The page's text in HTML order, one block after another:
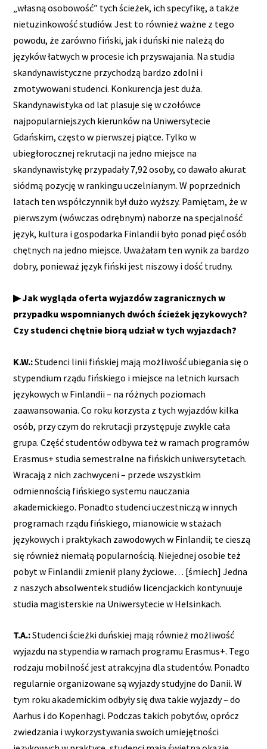
„własną osobowość” tych ścieżek, ich specyfikę, a także
nietuzinkowość studiów. Jest to również ważne z tego
powodu, że zarówno fiński, jak i duński nie należą do
języków łatwych w procesie ich przyswajania. Na studia
skandynawistyczne przychodzą bardzo zdolni i
zmotywowani studenci. Konkurencja jest duża.
Skandynawistyka od lat plasuje się w czołówce
najpopularniejszych kierunków na Uniwersytecie
Gdańskim, często w pierwszej piątce. Tylko w
ubiegłorocznej rekrutacji na jedno miejsce na
skandynawistykę przypadały 7,92 osoby, co dawało akurat
siódmą pozycję w rankingu uczelnianym. W poprzednich
latach ten współczynnik był dużo wyższy. Pamiętam, że w
pierwszym (wówczas odrębnym) naborze na specjalność
język, kultura i gospodarka Finlandii było ponad pięć osób
chętnych na jedno miejsce. Uważałam ten wynik za bardzo
dobry, ponieważ język fiński jest niszowy i dość trudny.
▶ Jak wygląda oferta wyjazdów zagranicznych w
przypadku wspomnianych dwóch ścieżek językowych?
Czy studenci chętnie biorą udział w tych wyjazdach?
K.W.:Studenci linii fińskiej mają możliwość ubiegania się o
stypendium rządu fińskiego i miejsce na letnich kursach
językowych w Finlandii – na różnych poziomach
zaawansowania. Co roku korzysta z tych wyjazdów kilka
osób, przy czym do rekrutacji przystępuje zwykle cała
grupa. Część studentów odbywa też w ramach programów
Erasmus+ studia semestralne na fińskich uniwersytetach.
Wracają z nich zachwyceni – przede wszystkim
odmiennością fińskiego systemu nauczania
akademickiego. Ponadto studenci uczestniczą w innych
programach rządu fińskiego, mianowicie w stażach
językowych i praktykach zawodowych w Finlandii; te cieszą
się również niemałą popularnością. Niejednej osobie też
pobyt w Finlandii zmienił plany życiowe… [śmiech] Jedna
z naszych absolwentek studiów licencjackich kontynuuje
studia magisterskie na Uniwersytecie w Helsinkach.
T.A.:Studenci ścieżki duńskiej mają również możliwość
wyjazdu na stypendia w ramach programu Erasmus+. Tego
rodzaju mobilność jest atrakcyjna dla studentów. Ponadto
regularnie organizowane są wyjazdy studyjne do Danii. W
tym roku akademickim odbyły się dwa takie wyjazdy – do
Aarhus i do Kopenhagi. Podczas takich pobytów, oprócz
zwiedzania i wykorzystywania swoich umiejętności